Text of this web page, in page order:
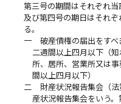
第三号の期間はそれぞれ
及び第四号の期日はそれ
る。
一
破産債権の届出をす
二週間以上四月以下（
所、居所、営業所又は
間以上四月以下）
二
財産状況報告集会（
産状況報告集会をいう